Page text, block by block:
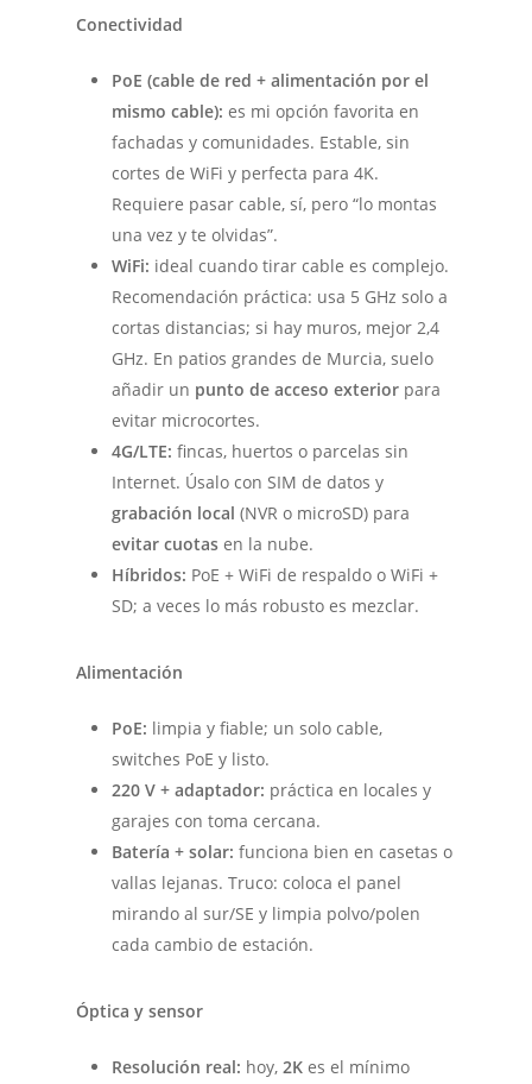
Conectividad
PoE (cable de red + alimentación por el
mismo cable): es mi opción favorita en
fachadas y comunidades. Estable, sin
cortes de WiFi y perfecta para 4K.
Requiere pasar cable, sí, pero “lo montas
una vez y te olvidas”.
WiFi: ideal cuando tirar cable es complejo.
Recomendación práctica: usa 5 GHz solo a
cortas distancias; si hay muros, mejor 2,4
GHz. En patios grandes de Murcia, suelo
añadir un punto de acceso exterior para
evitar microcortes.
4G/LTE: fincas, huertos o parcelas sin
Internet. Úsalo con SIM de datos y
grabación local (NVR o microSD) para
evitar cuotas en la nube.
Híbridos: PoE + WiFi de respaldo o WiFi +
SD; a veces lo más robusto es mezclar.
Alimentación
PoE: limpia y fiable; un solo cable,
switches PoE y listo.
220 V + adaptador: práctica en locales y
garajes con toma cercana.
Batería + solar: funciona bien en casetas o
vallas lejanas. Truco: coloca el panel
mirando al sur/SE y limpia polvo/polen
cada cambio de estación.
Óptica y sensor
Resolución real: hoy,2K es el mínimo